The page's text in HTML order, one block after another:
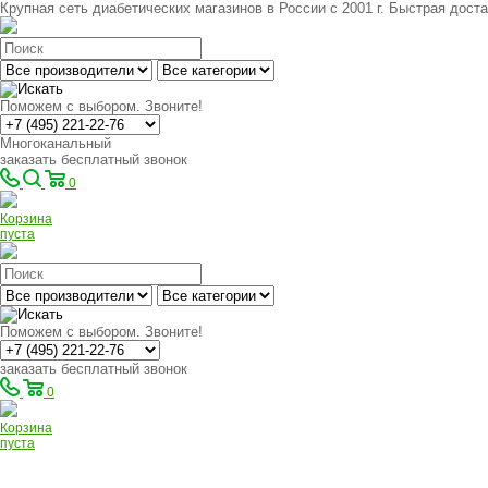
Крупная сеть диабетических магазинов в России с 2001 г. Быстрая
Поможем с выбором. Звоните!
Многоканальный
заказать бесплатный звонок
0
Корзина
пуста
Поможем с выбором. Звоните!
заказать бесплатный звонок
0
Корзина
пуста